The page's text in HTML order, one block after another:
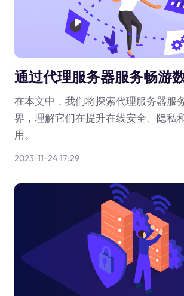
通过代理服务器服务畅游
在本文中，我们将探索代理服务器服
界，理解它们在提升在线安全、隐私
用。
2023-11-24 17:29